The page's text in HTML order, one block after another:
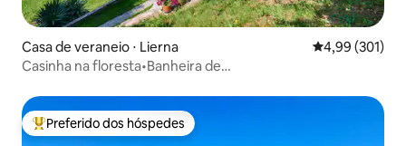
Casa de veraneio ⋅ Lierna 4,99 de uma
4,99 (301)
Casinha na floresta•Banheira de
Entre os melhores preferidos dos hóspedes
Preferido dos hóspedes